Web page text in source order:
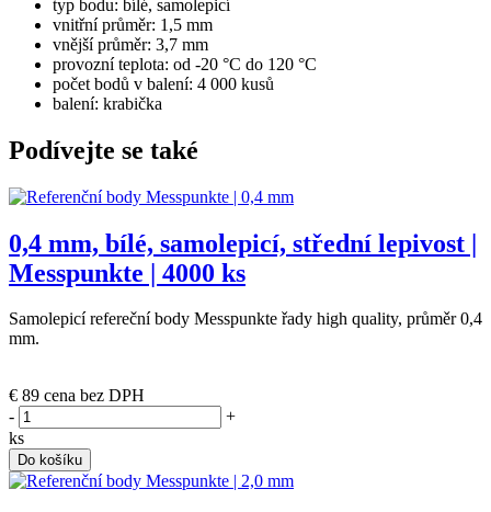
typ bodu: bílé, samolepicí
vnitřní průměr: 1,5 mm
vnější průměr: 3,7 mm
provozní teplota: od -20 °C do 120 °C
počet bodů v balení: 4 000 kusů
balení: krabička
Podívejte se také
0,4 mm, bílé, samolepicí, střední lepivost |
Messpunkte | 4000 ks
Samolepicí refereční body Messpunkte řady high quality, průměr 0,4
mm.
€ 89 cena bez DPH
-
+
ks
Do košíku